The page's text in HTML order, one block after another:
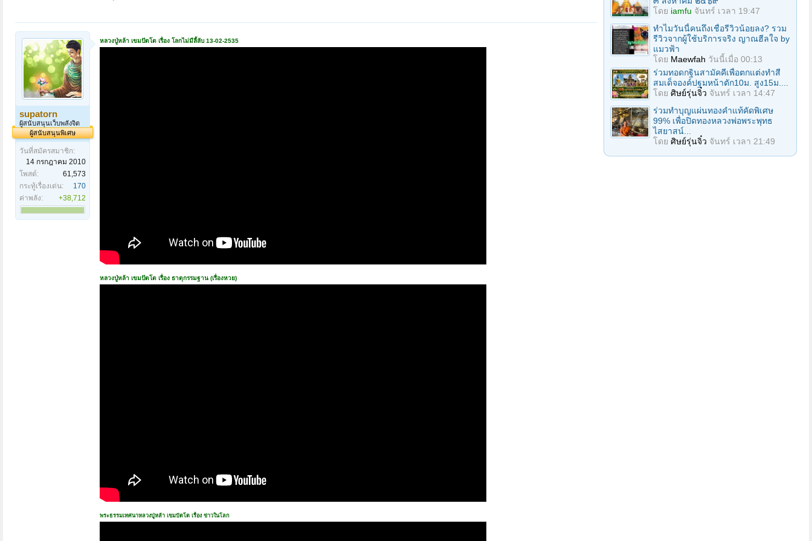
supatorn
ผู้สนับสนุนเว็บพลังจิต
ผู้สนับสนุนพิเศษ
วันที่สมัครสมาชิก:
14 กรกฎาคม 2010
โพสต์:
61,573
กระทู้เรื่องเด่น:
170
ค่าพลัง:
+38,712
หลวงปู่หล้า เขมปัตโต เรื่อง โลกไม่มีลี้ลับ 13-02-2535
หลวงปู่หล้า เขมปัตโต เรื่อง ธาตุกรรมฐาน (เรื่องหวย)
พระธรรมเทศนาหลวงปู่หล้า เขมปัตโต เรื่อง ข่าวในโลก
โดย iamfu จันทร์ เวลา 19:47
ทำไมวันนี้คนถึงเชื่อรีวิวน้อยลง? รวม
รีวิวจากผู้ใช้บริการจริง ญาณฮีลใจ by
แมวฟ้า
โดย Maewfah วันนี้เมื่อ 00:13
ร่วมทอดกฐินสามัคคีเพื่อตกแต่งทำสี
สมเด็จองค์ปฐมหน้าตัก10ม. สูง15ม....
โดย ศิษย์รุ่นจิ๋ว จันทร์ เวลา 14:47
ร่วมทําบุญแผ่นทองคำแท้คัดพิเศษ
99% เพื่อปิดทองหลวงพ่อพระพุทธ
ไสยาสน์...
โดย ศิษย์รุ่นจิ๋ว จันทร์ เวลา 21:49